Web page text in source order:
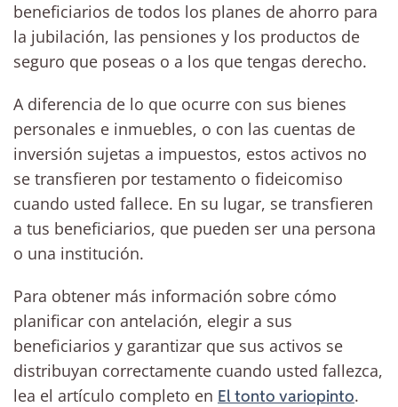
beneficiarios de todos los planes de ahorro para
la jubilación, las pensiones y los productos de
seguro que poseas o a los que tengas derecho.
A diferencia de lo que ocurre con sus bienes
personales e inmuebles, o con las cuentas de
inversión sujetas a impuestos, estos activos no
se transfieren por testamento o fideicomiso
cuando usted fallece. En su lugar, se transfieren
a tus beneficiarios, que pueden ser una persona
o una institución.
Para obtener más información sobre cómo
planificar con antelación, elegir a sus
beneficiarios y garantizar que sus activos se
distribuyan correctamente cuando usted fallezca,
lea el artículo completo en El tonto variopinto.